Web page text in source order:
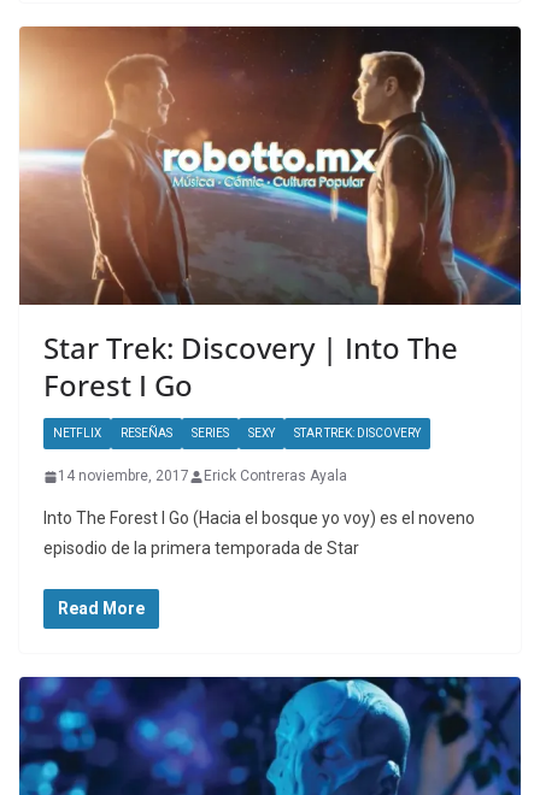
Star Trek: Discovery | Into The
Forest I Go
NETFLIX RESEÑAS SERIES SEXY STAR TREK: DISCOVERY
14 noviembre, 2017 Erick Contreras Ayala
Into The Forest I Go (Hacia el bosque yo voy) es el noveno
episodio de la primera temporada de Star
Read More